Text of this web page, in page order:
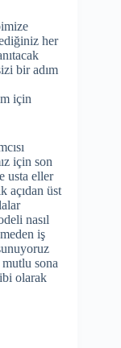
her
bir adım
için
için son
usta eller
açıdan üst
nasıl
iş
mutlu sona
olarak